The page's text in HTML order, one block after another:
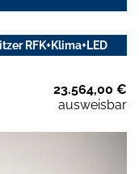
RFK+Klima+LED
23.564,00 €
ausweisbar